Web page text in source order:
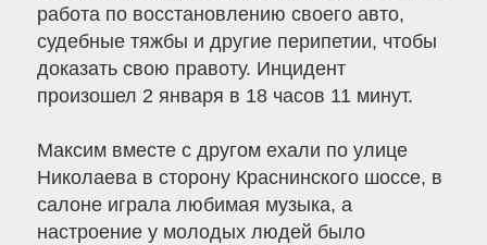
работа по восстановлению своего авто,
судебные тяжбы и другие перипетии, чтобы
доказать свою правоту. Инцидент
произошел 2 января в 18 часов 11 минут.
Максим вместе с другом ехали по улице
Николаева в сторону Краснинского шоссе, в
салоне играла любимая музыка, а
настроение у молодых людей было